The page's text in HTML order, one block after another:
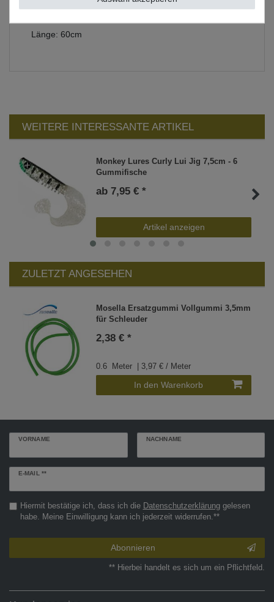
Länge: 60cm
WEITERE INTERESSANTE ARTIKEL
Monkey Lures Curly Lui Jig 7,5cm - 6
Gummifische
ab 7,95 € *
Artikel anzeigen
ZULETZT ANGESEHEN
Mosella Ersatzgummi Vollgummi 3,5mm
für Schleuder
2,38 € *
0.6 Meter | 3,97 € / Meter
In den Warenkorb
VORNAME NACHNAME
E-MAIL **
Newsletter
Hiermit bestätige ich, dass ich die Daten­schutz­erklärunggelesen
habe. Meine Einwilligung kann ich jederzeit widerrufen.**
Abonnieren
** Hierbei handelt es sich um ein Pflichtfeld.